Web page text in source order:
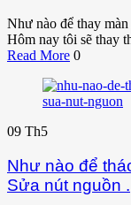
Như nào để thay
Hôm nay tôi sẽ thay
Read More 0
09 Th5
Như nào để
Sửa nút nguồn .